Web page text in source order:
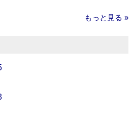
もっと見る »